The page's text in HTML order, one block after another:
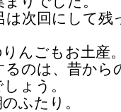
次回にして残
んごもお土産
のは、昔から
ょう。
ふたり。